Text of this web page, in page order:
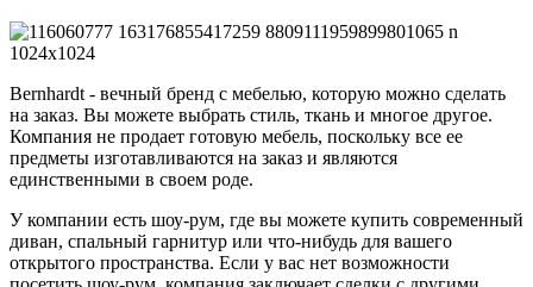
Bernhardt - вечный бренд с мебелью, которую можно сделать
на заказ. Вы можете выбрать стиль, ткань и многое другое.
Компания не продает готовую мебель, поскольку все ее
предметы изготавливаются на заказ и являются
единственными в своем роде.
У компании есть шоу-рум, где вы можете купить современный
диван, спальный гарнитур или что-нибудь для вашего
открытого пространства. Если у вас нет возможности